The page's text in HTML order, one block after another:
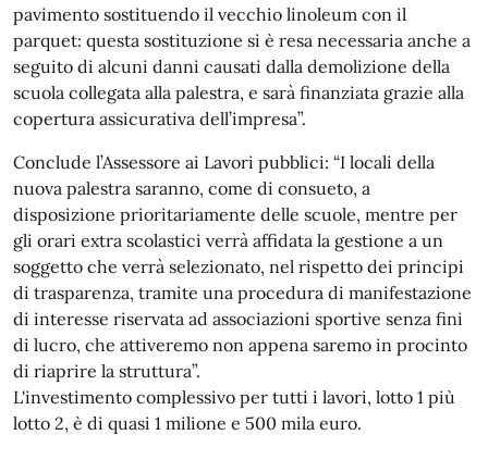
pavimento sostituendo il vecchio linoleum con il
parquet: questa sostituzione si è resa necessaria anche a
seguito di alcuni danni causati dalla demolizione della
scuola collegata alla palestra, e sarà finanziata grazie alla
copertura assicurativa dell’impresa”.
Conclude l’Assessore ai Lavori pubblici: “I locali della
nuova palestra saranno, come di consueto, a
disposizione prioritariamente delle scuole, mentre per
gli orari extra scolastici verrà affidata la gestione a un
soggetto che verrà selezionato, nel rispetto dei principi
di trasparenza, tramite una procedura di manifestazione
di interesse riservata ad associazioni sportive senza fini
di lucro, che attiveremo non appena saremo in procinto
di riaprire la struttura”.
L'investimento complessivo per tutti i lavori, lotto 1 più
lotto 2, è di quasi 1 milione e 500 mila euro.